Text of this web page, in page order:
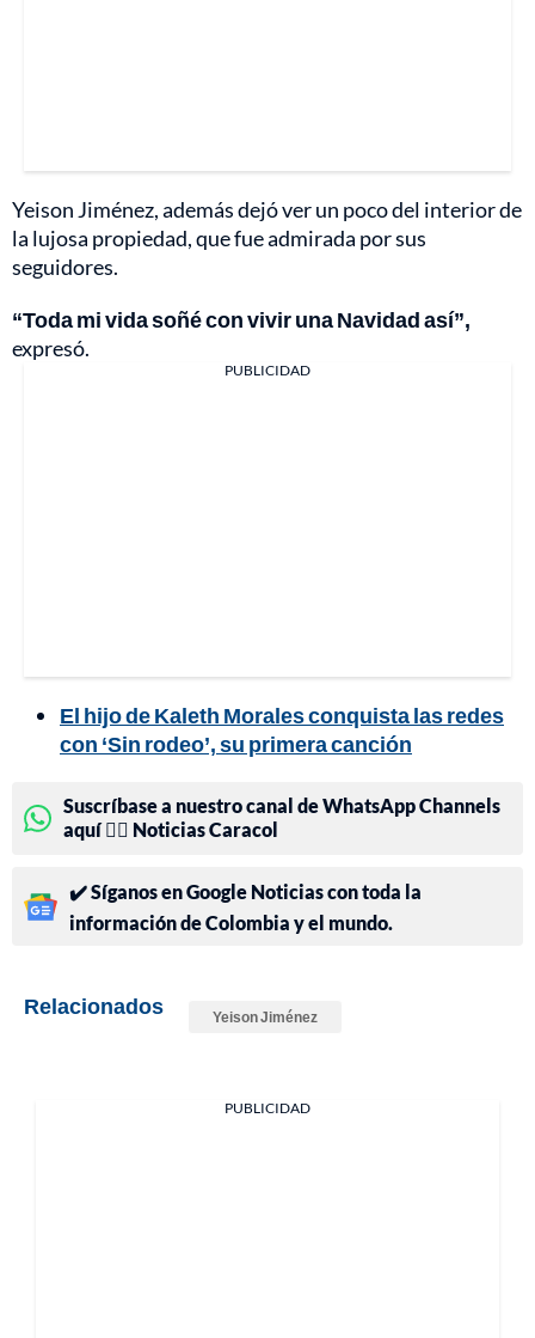
Yeison Jiménez, además dejó ver un poco del interior de
la lujosa propiedad, que fue admirada por sus
seguidores.
“Toda mi vida soñé con vivir una Navidad así”,
expresó.
PUBLICIDAD
El hijo de Kaleth Morales conquista las redes
con ‘Sin rodeo’, su primera canción
Suscríbase a nuestro canal de WhatsApp Channels
aquí 👉🏻 Noticias Caracol
✔️ Síganos en Google Noticias con toda la
información de Colombia y el mundo.
Relacionados Yeison Jiménez
PUBLICIDAD